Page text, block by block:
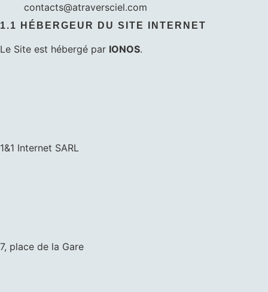
contacts@atraversciel.com
1.1 HÉBERGEUR DU SITE INTERNET
Le Site est hébergé par IONOS.
1&1 Internet SARL
7, place de la Gare